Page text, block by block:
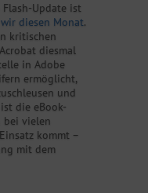
Update ist
diesen Monat.
kritischen
diesmal
in Adobe
ermöglicht,
und
die eBook-
bei vielen
kommt –
mit dem